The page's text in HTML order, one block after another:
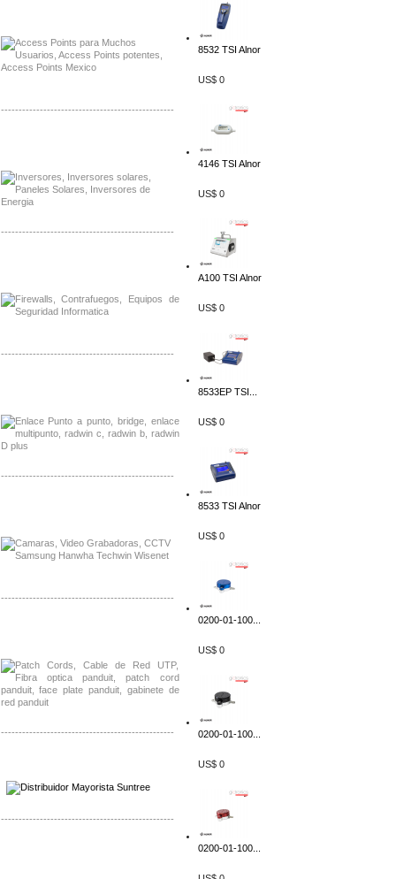
-------------------------------------------------
-------------------------------------------------
-------------------------------------------------
-------------------------------------------------
-------------------------------------------------
-------------------------------------------------
-------------------------------------------------
8532 TSI Alnor
US$ 0
4146 TSI Alnor
US$ 0
A100 TSI Alnor
US$ 0
8533EP TSI...
US$ 0
8533 TSI Alnor
US$ 0
0200-01-100...
US$ 0
0200-01-100...
US$ 0
0200-01-100...